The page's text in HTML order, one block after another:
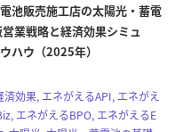
池販売施工店の太陽光・蓄電
業戦略と経済効果シミュ
ハウ（2025年）
済効果, エネがえるAPI, エネがえ
エネがえるBPO, エネがえるE